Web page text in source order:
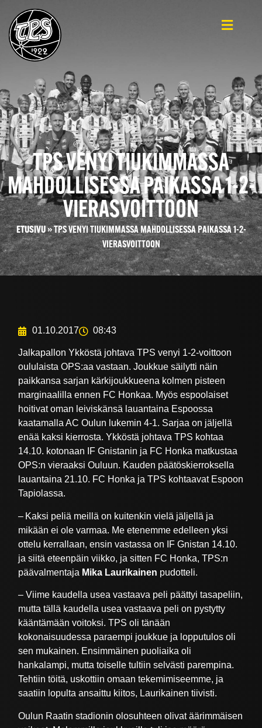
TPS VENYI TIUKIMMASSA
MAHDOLLISESSA PAIKASSA 1-2-
VIERASVOITTOON
ETUSIVU»TPS VENYI TIUKIMMASSA MAHDOLLISESSA PAIKASSA 1-2-
VIERASVOITTOON
01.10.2017 08:43
Jalkapallon Ykköstä johtava TPS venyi 1-2-voittoon
oululaista OPS:aa vastaan. Joukkue säilytti näin
paikkansa sarjan kärkijoukkueena kolmen pisteen
marginaalilla ennen FC Honkaa. Myös espoolaiset
hoitivat oman leiviskänsä lauantaina Espoossa
kaatamalla AC Oulun lukemin 4-1. Sarjaa on jäljellä
enää kaksi kierrosta. Ykköstä johtava TPS kohtaa
14.10. kotonaan IF Gnistanin ja FC Honka matkustaa
OPS:n vieraaksi Ouluun. Kauden päätöskierroksella
lauantaina 21.10. FC Honka ja TPS kohtaavat Espoon
Tapiolassa.
– Kaksi peliä meillä on kuitenkin vielä jäljellä ja
mikään ei ole varmaa. Me etenemme edelleen yksi
ottelu kerrallaan, ensin vastassa on IF Gnistan 14.10.
ja siitä eteenpäin viikko, ja sitten FC Honka, TPS:n
päävalmentaja Mika Laurikainen pudotteli.
– Viime kaudella usea vastaava peli päättyi tasapeliin,
mutta tällä kaudella usea vastaava peli on pystytty
kääntämään voitoksi. TPS oli tänään
kokonaisuudessa paraempi joukkue ja lopputulos oli
sen mukainen. Ensimmäinen puoliaika oli
hankalampi, mutta toiselle tultiin selvästi parempina.
Tehtiin töitä, uskottiin omaan tekemimiseemme, ja
saatiin lopulta ansaittu kiitos, Laurikainen tiivisti.
Oulun Raatin stadionin olosuhteen olivat äärimmäisen